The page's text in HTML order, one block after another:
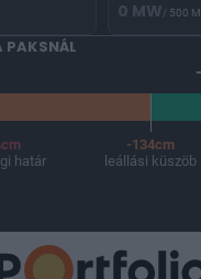
0 MW/ 500
PAKSNÁL
határ
-134cm
leállási küszöb